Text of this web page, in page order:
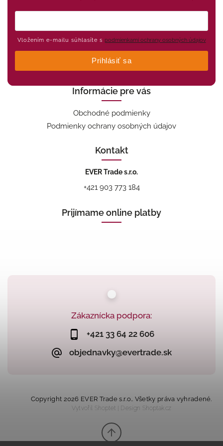
Zákaznícka podpora:
+421 33 64 22 606
objednavky@evertrade.sk
Vložením e-mailu súhlasíte s podmienkami ochrany osobných údajov
Prihlásiť sa
Informácie pre vás
Obchodné podmienky
Podmienky ochrany osobných údajov
Kontakt
EVER Trade s.r.o.
+421 903 773 184
Prijímame online platby
Copyright 2026 EVER Trade s.r.o.. Všetky práva vyhradené.
Vytvořil Shoptet | Design Shoptak.cz